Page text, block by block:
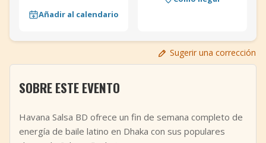
Añadir al calendario
Sugerir una corrección
SOBRE ESTE EVENTO
Havana Salsa BD ofrece un fin de semana completo de
energía de baile latino en Dhaka con sus populares